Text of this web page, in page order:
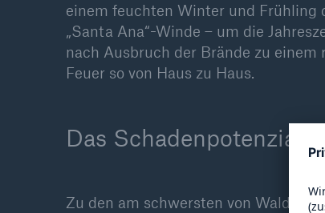
einem feuchten Winter und Frühling
„Santa Ana“-Winde – um die
nach Ausbruch der Brände zu
Feuer so von Haus zu Haus.
Das Schadenpotenzial
Zu den am schwersten von